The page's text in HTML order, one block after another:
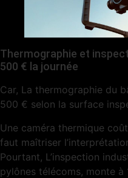
Thermographie et
500 € la journée
Car, La thermographie du
500 € selon la surface
Une caméra thermique
faut maîtriser
Pourtant, L’inspection
pylônes télécoms, monte